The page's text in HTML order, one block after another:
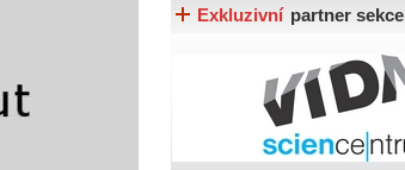
Exkluzivní partner sekce